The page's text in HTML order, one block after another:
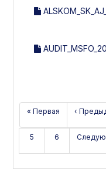
« Первая ‹
5 6